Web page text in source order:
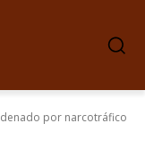
por narcotráfico